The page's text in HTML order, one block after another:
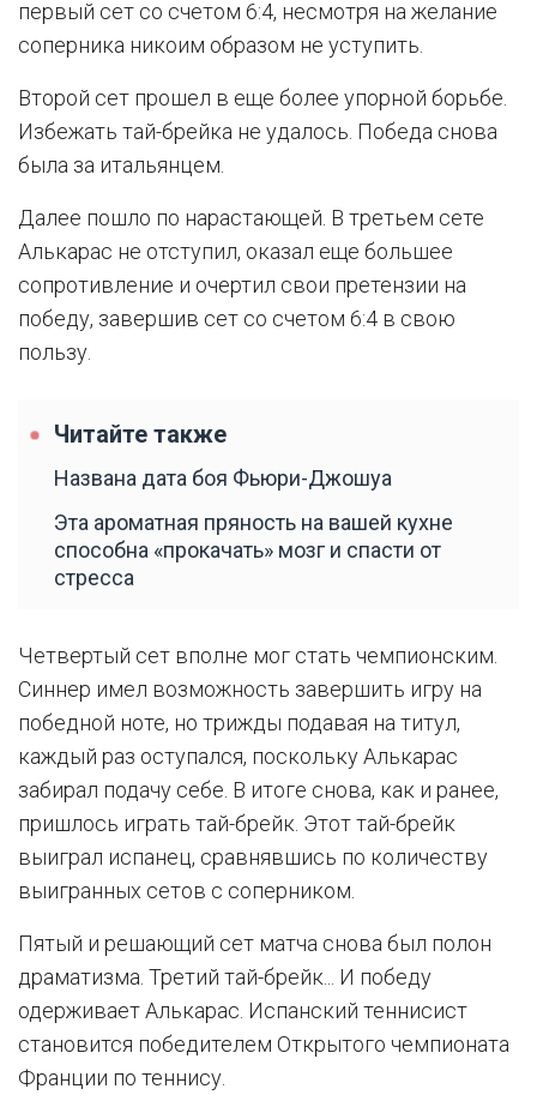
первый сет со счетом 6:4, несмотря на желание
соперника никоим образом не уступить.
Второй сет прошел в еще более упорной борьбе.
Избежать тай-брейка не удалось. Победа снова
была за итальянцем.
Далее пошло по нарастающей. В третьем сете
Алькарас не отступил, оказал еще большее
сопротивление и очертил свои претензии на
победу, завершив сет со счетом 6:4 в свою
пользу.
Читайте также
Названа дата боя Фьюри-Джошуа
Эта ароматная пряность на вашей кухне
способна «прокачать» мозг и спасти от
стресса
Четвертый сет вполне мог стать чемпионским.
Синнер имел возможность завершить игру на
победной ноте, но трижды подавая на титул,
каждый раз оступался, поскольку Алькарас
забирал подачу себе. В итоге снова, как и ранее,
пришлось играть тай-брейк. Этот тай-брейк
выиграл испанец, сравнявшись по количеству
выигранных сетов с соперником.
Пятый и решающий сет матча снова был полон
драматизма. Третий тай-брейк... И победу
одерживает Алькарас. Испанский теннисист
становится победителем Открытого чемпионата
Франции по теннису.